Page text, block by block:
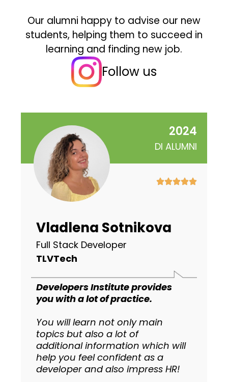
Our alumni happy to advise our new
students, helping them to succeed in
learning and finding new job.
Follow us
2024
DI ALUMNI
Vladlena Sotnikova
Full Stack Developer
TLVTech
Developers Institute provides
you with a lot of practice.
You will learn not only main
topics but also a lot of
additional information which will
help you feel confident as a
developer and also impress HR!